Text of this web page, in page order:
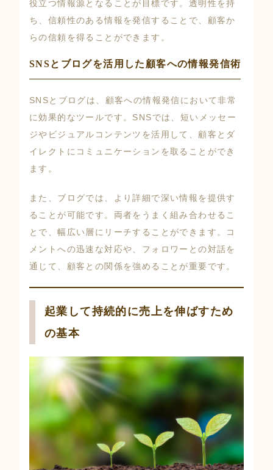
役立つ情報源となることが目標です。透明性を持
ち、信頼性のある情報を発信することで、顧客か
らの信頼を得ることができます。
SNSとブログを活用した顧客への情報発信術
SNSとブログは、顧客への情報発信において非常
に効果的なツールです。SNSでは、短いメッセー
ジやビジュアルコンテンツを活用して、顧客とダ
イレクトにコミュニケーションを取ることができ
ます。
また、ブログでは、より詳細で深い情報を提供す
ることが可能です。両者をうまく組み合わせるこ
とで、幅広い層にリーチすることができます。コ
メントへの迅速な対応や、フォロワーとの対話を
通じて、顧客との関係を強めることが重要です。
起業して持続的に売上を伸ばすため
の基本